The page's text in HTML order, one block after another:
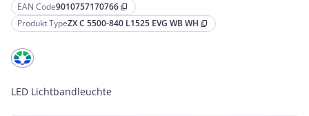
EAN Code9010757170766 content_copy
Produkt TypeZX C 5500-840 L1525 EVG WB WH content_copy
LED Lichtbandleuchte